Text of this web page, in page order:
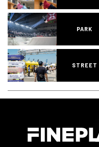
PARK
STREET